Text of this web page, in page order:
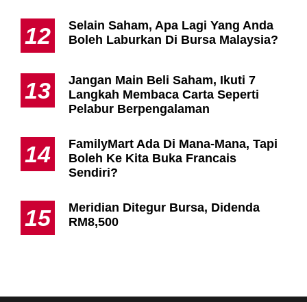
12
Selain Saham, Apa Lagi Yang Anda
Boleh Laburkan Di Bursa Malaysia?
13
Jangan Main Beli Saham, Ikuti 7
Langkah Membaca Carta Seperti
Pelabur Berpengalaman
14
FamilyMart Ada Di Mana-Mana, Tapi
Boleh Ke Kita Buka Francais
Sendiri?
15
Meridian Ditegur Bursa, Didenda
RM8,500